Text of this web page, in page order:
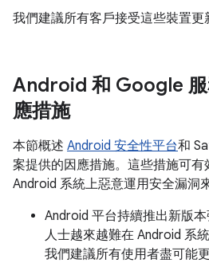
我們建議所有客戶接受這些裝置更
Android 和 Google 服
應措施
本節概述 Android 安全性平台和
案提供的因應措施。這些措施可
Android 系統上惡意運用安全漏洞
Android 平台持續推出新版
人士越來越難在 Android 系
我們建議所有使用者盡可能